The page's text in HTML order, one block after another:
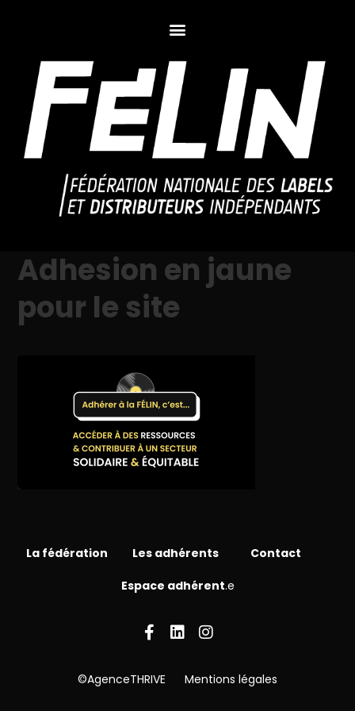
Adhesion en jaune
pour le site
La fédération Les adhérents Contact
Espace adhérent.e
©AgenceTHRIVE Mentions légales